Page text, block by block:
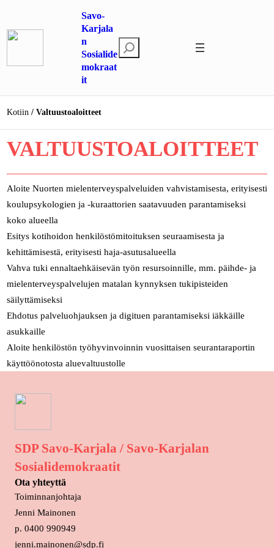
Savo-
Karjala
n
Sosialide
mokraat
it
t
Kotiin Valtuustoaloitteet
VALTUUSTOALOITTEET
Aloite Nuorten mielenterveyspalveluiden vahvistamisesta, erityisesti
koulupsykologien ja -kuraattorien saatavuuden parantamiseksi
koko alueella
Esitys kotihoidon henkilöstömitoituksen seuraamisesta ja
kehittämisestä, erityisesti haja-asutusalueella
Vahva tuki ennaltaehkäisevän työn resursoinnille, mm. päihde- ja
mielenterveyspalvelujen matalan kynnyksen tukipisteiden
säilyttämiseksi
Ehdotus palveluohjauksen ja digituen parantamiseksi iäkkäille
asukkaille
Aloite henkilöstön työhyvinvoinnin vuosittaisen seurantaraportin
käyttöönotosta aluevaltuustolle
SDP Savo-Karjala / Savo-Karjalan
Sosialidemokraatit
Ota yhteyttä
Toiminnanjohtaja
Jenni Mainonen
p. 0400 990949
jenni.mainonen@sdp.fi